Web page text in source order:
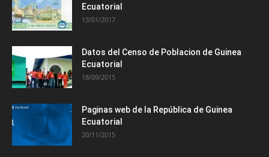
Ecuatorial
13/01/2017
Datos del Censo de Poblacion de Guinea
Ecuatorial
18/09/2015
Paginas web de la República de Guinea
Ecuatorial
20/11/2015